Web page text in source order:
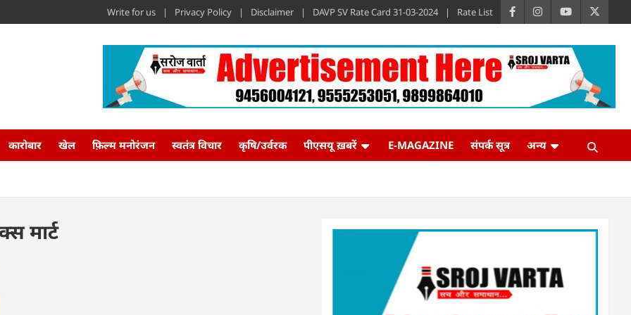
Write for us Privacy Policy Disclaimer DAVP SV Rate Card 31-03-2024 Rate List
कारोबार खेल फ़िल्म मनोरंजन स्वतंत्र विचार कृषि/उर्वरक पीएसयू ख़बरें E-MAGAZINE संपर्क सूत्र अन्य
मार्ट